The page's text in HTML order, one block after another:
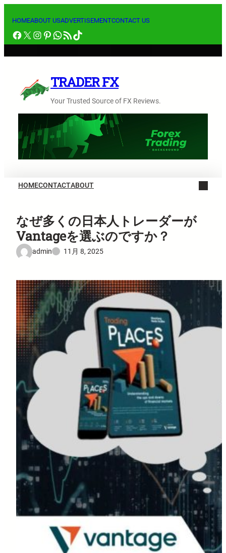
ス
キ
HOMEABOUT USADVERTISEMENTCONTACT US
Facebook
X Instagram
Pinterest
WhatsApp
RSS フィードTikTok
TRADER FX
Your Trusted Source of FX Reviews.
HOMECONTACTABOUT
なぜ多くの日本人トレーダーが
Vantageを選ぶのですか？
admin 11月 8, 2025